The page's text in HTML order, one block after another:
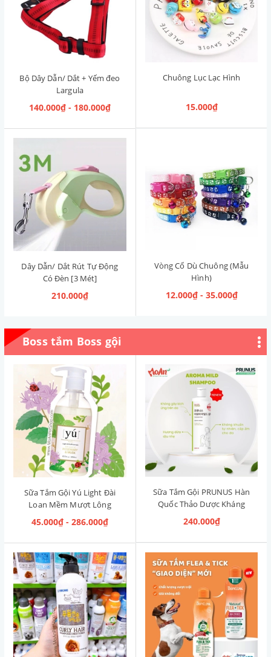
Bộ Dây Dẫn/ Dắt + Yếm đeo
Largula
140.000₫ - 180.000₫
Chuông Lục Lạc Hình
15.000₫
Dây Dẫn/ Dắt Rút Tự Động
Có Đèn [3 Mét]
210.000₫
Vòng Cổ Dù Chuông (Mẫu
Hình)
12.000₫ - 35.000₫
Boss tắm Boss gội
Sữa Tắm Gội Yú Light Đài
Loan Mềm Mượt Lông
Rosemary & Musk [Hương
Thảo & Xạ Hương]
45.000₫ - 286.000₫
Sữa Tắm Gội PRUNUS Hàn
Quốc Thảo Dược Kháng
Khuẩn Aroma Mild
Shampoo 500ml
240.000₫